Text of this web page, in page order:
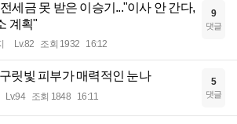
세금 못 받은 이승기..."이사 안 간다,
계획"
Lv.82 조회 1932 16:12
9
댓글
릿빛 피부가 매력적인 눈나
Lv.94 조회 1848 16:11
5
댓글